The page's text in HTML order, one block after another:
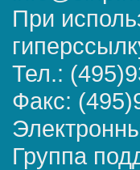
При
Тел.:
Факс:
Группа